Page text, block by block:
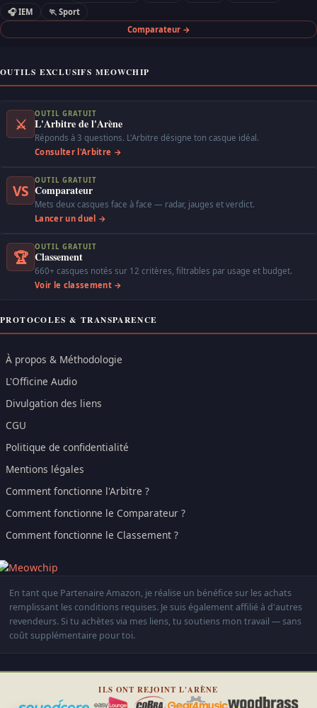
🎧 IEM
🏃 Sport
Comparateur →
OUTILS EXCLUSIFS MEOWCHIP
⚔
OUTIL GRATUIT
L'Arbitre de l'Arène
Réponds à 3 questions. L'Arbitre désigne ton casque idéal.
Consulter l'Arbitre →
VS
OUTIL GRATUIT
Comparateur
Mets deux casques face à face — radar, jauges et verdict.
Lancer un duel →
🏆
OUTIL GRATUIT
Classement
660+ casques notés sur 12 critères, filtrables par usage et budget.
Voir le classement →
PROTOCOLES & TRANSPARENCE
À propos & Méthodologie
L'Officine Audio
Divulgation des liens
CGU
Politique de confidentialité
Mentions légales
Comment fonctionne l'Arbitre ?
Comment fonctionne le Comparateur ?
Comment fonctionne le Classement ?
En tant que Partenaire Amazon, je réalise un bénéfice sur les achats
remplissant les conditions requises. Je suis également affilié à d'autres
revendeurs. Si tu achètes via mes liens, tu soutiens mon travail — sans
coût supplémentaire pour toi.
ILS ONT REJOINT L'ARÈNE